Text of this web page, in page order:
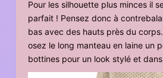
Pour les silhouette plus minces il
parfait ! Pensez donc à
bas avec des hauts près du
osez le long manteau en laine un
bottines pour un look stylé et dans